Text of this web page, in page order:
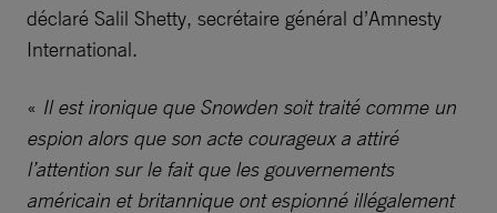
déclaré Salil Shetty, secrétaire général d’Amnesty
International.
« Il est ironique que Snowden soit traité comme un
espion alors que son acte courageux a attiré
l’attention sur le fait que les gouvernements
américain et britannique ont espionné illégalement